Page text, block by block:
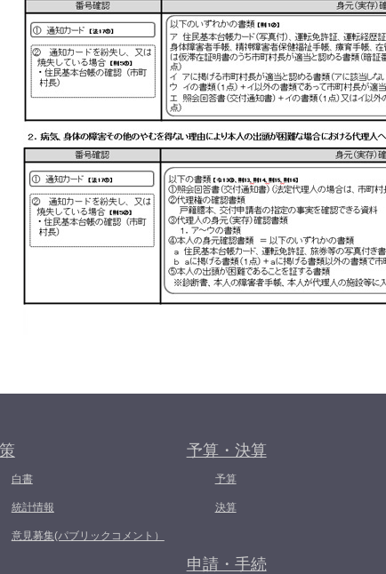
白書
統計情報
意見募集(パブリックコメント）
予算・決算
予算
決算
申請・手続